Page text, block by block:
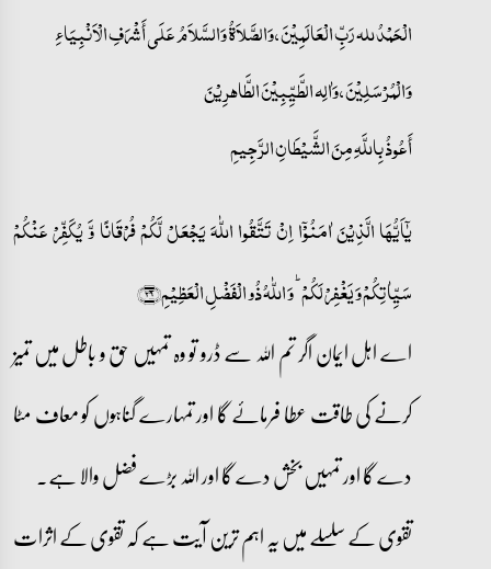
الْحَمْدُ لله رَبِّ الْعَالَمِيْنَ، وَالصَّلاَةُ وَالسَّلاَمُ عَلَى أَشْرَفِ الْأَنْبِيَاءِ
وَالْمُرْسَلِيْنَ، وَاٰلِه الطَّیِّبِیْنَ الطَّاهرِیْنَ
أَعُوذُ بِاللَّهِ مِنَ الشَّيْطَانِ الرَّجِيمِ
یٰۤاَیُّہَا الَّذِیۡنَ اٰمَنُوۡۤا اِنۡ تَتَّقُوا اللّٰہَ یَجۡعَلۡ لَّکُمۡ فُرۡقَانًا وَّ یُکَفِّرۡ عَنۡکُمۡ
سَیِّاٰتِکُمۡ وَ یَغۡفِرۡ لَکُمۡ ؕ وَ اللّٰہُ ذُو الۡفَضۡلِ الۡعَظِیۡمِ﴿۲۹﴾
اے اہل ایمان اگر تم اللہ سے ڈرو تو وہ تمہیں حق و باطل میں تمیز
کرنے کی طاقت عطا فرمائے گا اور تمہارے گناہوں کو معاف مٹا
دے گا اور تمہیں بخش دے گا اور اللہ بڑے فضل والا ہے۔
تقوی کے سلسلے میں یہ اہم ترین آیت ہے کہ تقوی کے اثرات